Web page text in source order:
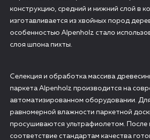
конструкцию, средний и нижний слой в
изготавливается из хвойных пород
особенностью Alpenholz стало
слоя шпона пихты.
Селекция и обработка массива
паркета Alpenholz производится на
автоматизированном оборудовании.
равномерной влажности паркетной
просушиваются ультрафиолетом. После
соответствие стандартам качества